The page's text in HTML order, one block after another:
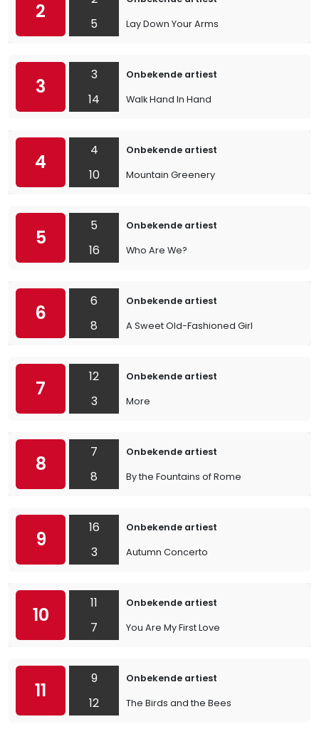
2
5
Lay Down Your Arms
3
3
14
Onbekende artiest
Walk Hand In Hand
4
4
10
Onbekende artiest
Mountain Greenery
5
5
16
Onbekende artiest
Who Are We?
6
6
8
Onbekende artiest
A Sweet Old-Fashioned Girl
7
12
3
Onbekende artiest
More
8
7
8
Onbekende artiest
By the Fountains of Rome
9
16
3
Onbekende artiest
Autumn Concerto
10
11
7
Onbekende artiest
You Are My First Love
11
9
12
Onbekende artiest
The Birds and the Bees